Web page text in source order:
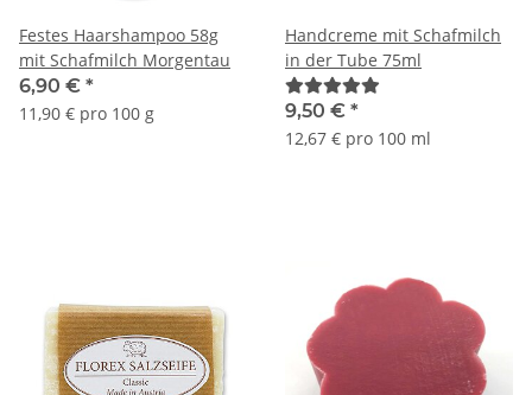
Festes Haarshampoo 58g
mit Schafmilch Morgentau
6,90 € *
11,90 € pro 100 g
Handcreme mit Schafmilch
in der Tube 75ml
9,50 € *
12,67 € pro 100 ml